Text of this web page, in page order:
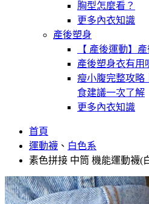
胸型怎麼看？
更多內衣知識
產後塑身
【 產後運動】
產後塑身衣有用
瘦小腹完整攻略
食建議一次了解
更多內衣知識
首頁
運動襪 、 白色系
素色拼接 中筒 機能運動襪(